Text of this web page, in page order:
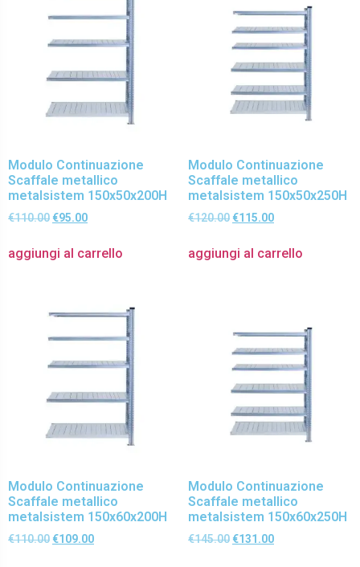
Modulo Continuazione
Scaffale metallico
metalsistem 150x50x200H
€110.00 €95.00
aggiungi al carrello
Modulo Continuazione
Scaffale metallico
metalsistem 150x50x250H
€120.00 €115.00
aggiungi al carrello
Modulo Continuazione
Scaffale metallico
metalsistem 150x60x200H
€110.00 €109.00
Modulo Continuazione
Scaffale metallico
metalsistem 150x60x250H
€145.00 €131.00